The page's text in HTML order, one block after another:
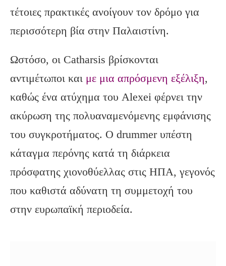
τέτοιες πρακτικές ανοίγουν τον δρόμο για
περισσότερη βία στην Παλαιστίνη.
Ωστόσο, οι Catharsis βρίσκονται
αντιμέτωποι και με μια απρόσμενη εξέλιξη,
καθώς ένα ατύχημα του Alexei φέρνει την
ακύρωση της πολυαναμενόμενης εμφάνισης
του συγκροτήματος. Ο drummer υπέστη
κάταγμα περόνης κατά τη διάρκεια
πρόσφατης χιονοθύελλας στις ΗΠΑ, γεγονός
που καθιστά αδύνατη τη συμμετοχή του
στην ευρωπαϊκή περιοδεία.